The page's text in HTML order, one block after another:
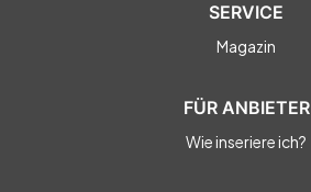
SERVICE
Magazin
FÜR ANBIETER
Wie inseriere ich?